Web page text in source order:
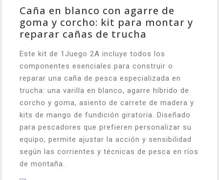
Caña en blanco con agarre de
goma y corcho: kit para montar y
reparar cañas de trucha
Este kit de 1Juego 2A incluye todos los
componentes esenciales para construir o
reparar una caña de pesca especializada en
trucha: una varilla en blanco, agarre híbrido de
corcho y goma, asiento de carrete de madera y
kits de mango de fundición giratoria. Diseñado
para pescadores que prefieren personalizar su
equipo, permite ajustar la acción y sensibilidad
según las corrientes y técnicas de pesca en ríos
de montaña.